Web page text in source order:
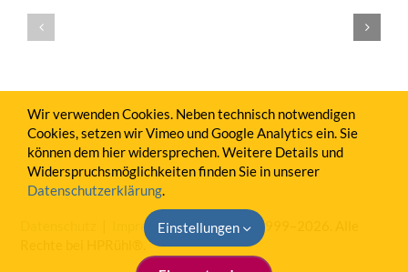
Regel
richtig
ausweisen
Erträge
Die BWA
015:
Impressum| Copyright 1999–2026. Alle
Wir verwenden Cookies. Neben technisch notwendigen
Cookies, setzen wir Vimeo und Google Analytics ein. Sie
können dem hier widersprechen. Weitere Details und
Widerspruchsmöglichkeiten finden Sie in unserer
Datenschutzerklärung.
Einstellungen